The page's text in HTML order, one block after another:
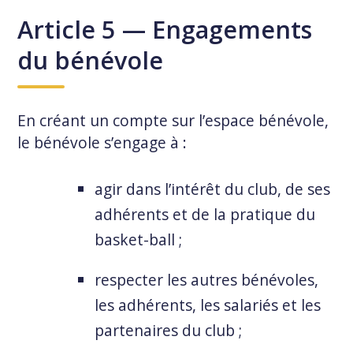
Article 5 — Engagements
du bénévole
En créant un compte sur l’espace bénévole,
le bénévole s’engage à :
agir dans l’intérêt du club, de ses
adhérents et de la pratique du
basket-ball ;
respecter les autres bénévoles,
les adhérents, les salariés et les
partenaires du club ;